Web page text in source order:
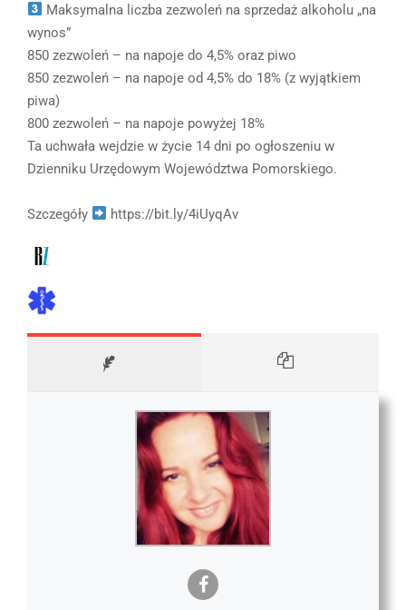
Maksymalna liczba zezwoleń na sprzedaż alkoholu „na
wynos”
850 zezwoleń – na napoje do 4,5% oraz piwo
850 zezwoleń – na napoje od 4,5% do 18% (z wyjątkiem
piwa)
800 zezwoleń – na napoje powyżej 18%
Ta uchwała wejdzie w życie 14 dni po ogłoszeniu w
Dzienniku Urzędowym Województwa Pomorskiego.
Szczegóły https://bit.ly/4iUyqAv